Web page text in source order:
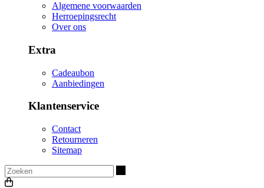
Algemene voorwaarden
Herroepingsrecht
Over ons
Extra
Cadeaubon
Aanbiedingen
Klantenservice
Contact
Retourneren
Sitemap